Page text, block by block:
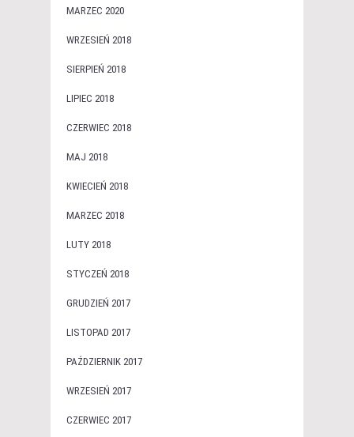
MARZEC 2020
WRZESIEŃ 2018
SIERPIEŃ 2018
LIPIEC 2018
CZERWIEC 2018
MAJ 2018
KWIECIEŃ 2018
MARZEC 2018
LUTY 2018
STYCZEŃ 2018
GRUDZIEŃ 2017
LISTOPAD 2017
PAŹDZIERNIK 2017
WRZESIEŃ 2017
CZERWIEC 2017